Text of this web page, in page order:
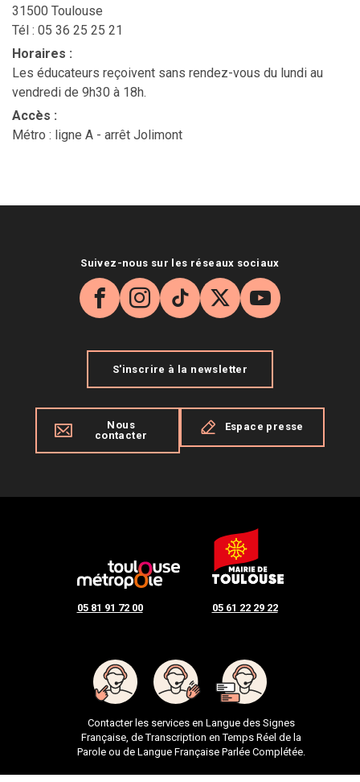
31500 Toulouse
Tél : 05 36 25 25 21
Horaires :
Les éducateurs reçoivent sans rendez-vous du lundi au
vendredi de 9h30 à 18h.
Accès :
Métro : ligne A - arrêt Jolimont
05 81 91 72 00 05 61 22 29 22
Contacter les services en Langue des Signes
Française, de Transcription en Temps Réel de la
Parole ou de Langue Française Parlée Complétée.
Suivez-nous sur les réseaux sociaux
Facebook
Instagram
TikTok
X YouTube
S'inscrire à la newsletter
Nous
contacter
Espace presse